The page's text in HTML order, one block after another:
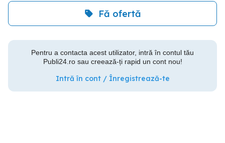
Fă ofertă
Pentru a contacta acest utilizator, intră în contul tău
Publi24.ro sau creează-ți rapid un cont nou!
Intră în cont / Înregistrează-te